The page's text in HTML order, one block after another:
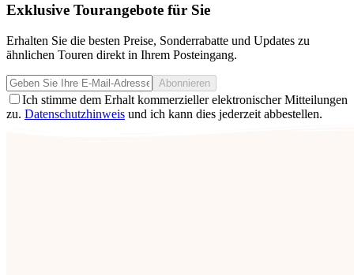
Exklusive Tourangebote für Sie
Erhalten Sie die besten Preise, Sonderrabatte und Updates zu
ähnlichen Touren direkt in Ihrem Posteingang.
Abonnieren
Ich stimme dem Erhalt kommerzieller elektronischer Mitteilungen
zu. Datenschutzhinweis und ich kann dies jederzeit abbestellen.